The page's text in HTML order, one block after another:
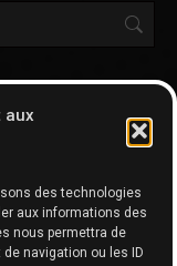
aux
des technologies
aux informations des
nous permettra de
navigation ou les ID